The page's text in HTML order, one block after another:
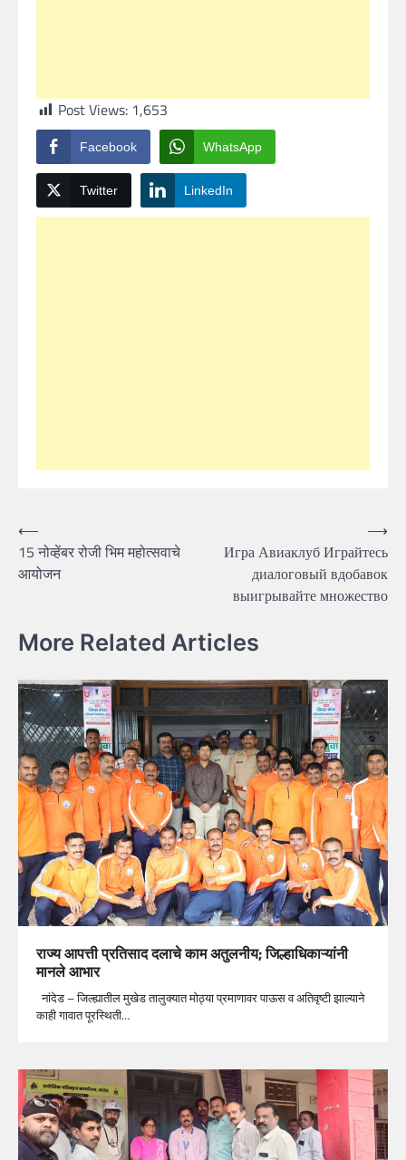
Post Views: 1,653
Facebook WhatsApp
Twitter LinkedIn
Post
navigation
⟵
15 नोव्हेंबर रोजी भिम महोत्सवाचे
आयोजन
Игра Авиаклуб Играйтесь
диалоговый вдобавок
выигрывайте множество
⟶
More Related Articles
राज्य आपत्ती प्रतिसाद दलाचे काम अतुलनीय; जिल्हाधिकाऱ्यांनी
मानले आभार
नांदेड – जिल्ह्यातील मुखेड तालुक्यात मोठ्या प्रमाणावर पाऊस व अतिवृष्टी झाल्याने
काही गावात पूरस्थिती…